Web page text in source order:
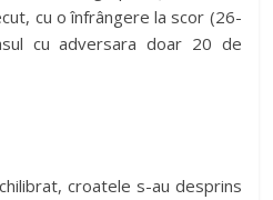
cu o înfrângere la scor (26-
cu adversara doar 20 de
croatele s-au desprins